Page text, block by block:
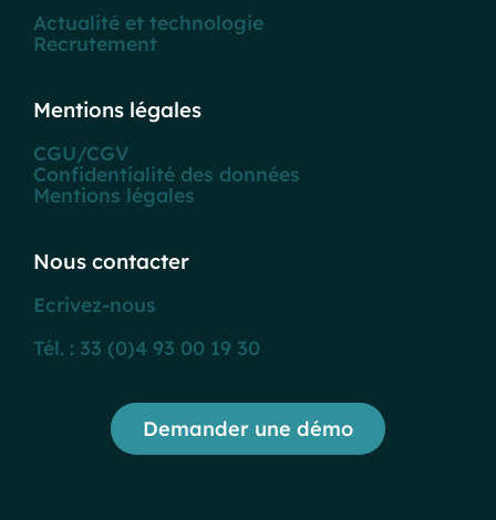
Actualité et technologie
Recrutement
Mentions légales
CGU/CGV
Confidentialité des données
Mentions légales
Nous contacter
Ecrivez-nous
Tél. : 33 (0)4 93 00 19 30
Demander une démo